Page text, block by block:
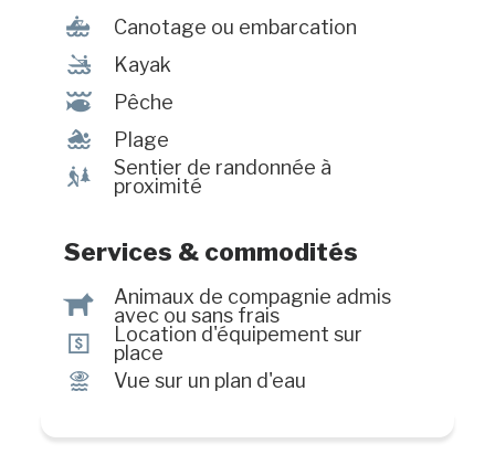
7 Canotage ou embarcation
‰ Kayak
@ Pêche
l Plage
&
Sentier de randonnée à
proximité
Services & commodités
Â
Animaux de compagnie admis
avec ou sans frais
ö
Location d'équipement sur
place
Ï Vue sur un plan d'eau